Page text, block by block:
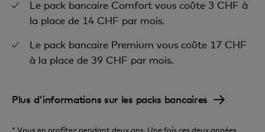
Le pack bancaire Comfort vous coûte 3 CHF à
la place de 14 CHF par mois.
Le pack bancaire Premium vous coûte 17 CHF
à la place de 39 CHF par mois.
Plus d'informations sur les packs bancaires
* Vous en profitez pendant deux ans. Une fois ces deux années